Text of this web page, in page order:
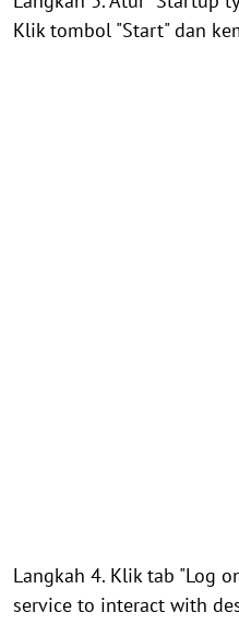
Klik tombol "Start" dan
Langkah 4. Klik tab "Log
service to interact with